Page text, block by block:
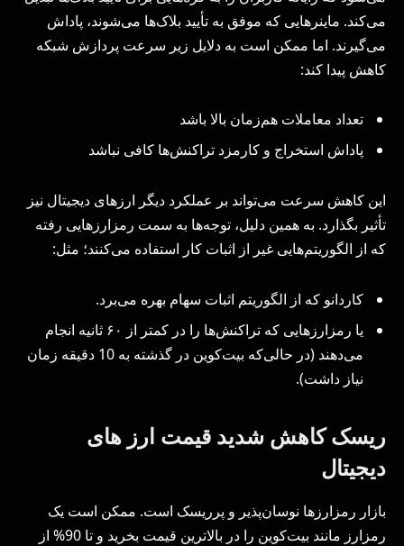
می‌کند. ماینرهایی که موفق به تأیید بلاک‌ها می‌شوند، پاداش
می‌گیرند. اما ممکن است به دلایل زیر سرعت پردازش شبکه
کاهش پیدا کند:
تعداد معاملات هم‌زمان بالا باشد
پاداش استخراج و کارمزد تراکنش‌ها کافی نباشد
این کاهش سرعت می‌تواند بر عملکرد دیگر ارزهای دیجیتال نیز
تأثیر بگذارد. به همین دلیل، توجه‌ها به سمت رمزارزهایی رفته
که از الگوریتم‌هایی غیر از اثبات کار استفاده می‌کنند؛ مثل:
کاردانو که از الگوریتم اثبات سهام بهره می‌برد.
یا رمزارزهایی که تراکنش‌ها را در کمتر از ۶۰ ثانیه انجام
می‌دهند (در حالی‌که بیت‌کوین در گذشته به 10 دقیقه زمان
نیاز داشت).
ریسک کاهش شدید قیمت ارز های
دیجیتال
بازار رمزارزها نوسان‌پذیر و پرریسک است. ممکن است یک
رمزارز مانند بیت‌کوین را در بالاترین قیمت بخرید و تا 90% از